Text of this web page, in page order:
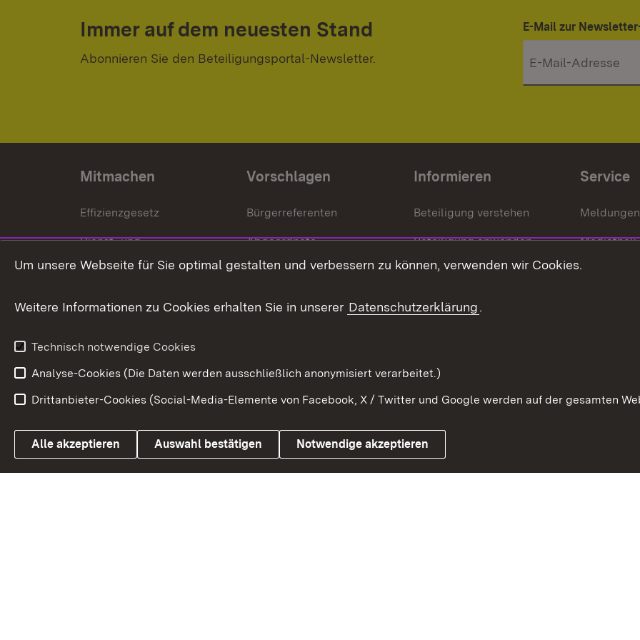
Immer auf dem neuesten Stand
Abonnieren Sie den Beteiligungsportal-Newsletter.
E-Mail zur
Mitmachen
Effizienzgesetz
Dienst- und
Versorgungsbezüge
Weitere
Vorschlagen
Bürgerreferenten
Abgeordnete
Bürgerbeauftragte
Informieren
Beteiligung verstehen
Beteiligung anwenden
Beteiligung stärken
Service
Meldungen
Mediathek
Link zum Landesportal
Impressum Kontakt
Um unsere Webseite für Sie optimal gestalten und verbessern zu können, verwenden wir Cookies.
Weitere Informationen zu Cookies erhalten Sie in unserer Datenschutzerklärung.
Technisch notwendige Cookies
Analyse-Cookies (Die Daten werden ausschließlich anonymisiert verarbeitet.)
Drittanbieter-Cookies (Social-Media-Elemente von Facebook, X / Twitter und Google werden auf der gesamten
Alle akzeptieren Auswahl bestätigen Notwendige akzeptieren